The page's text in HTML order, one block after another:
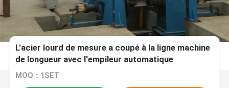
L'acier lourd de mesure a coupé à la ligne machine
de longueur avec l'empileur automatique
MOQ：1SET